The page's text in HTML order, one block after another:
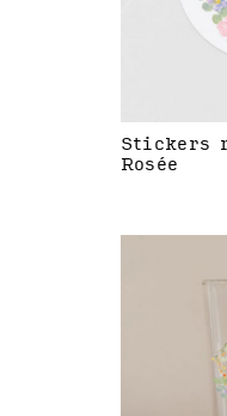
Stickers
Rosée